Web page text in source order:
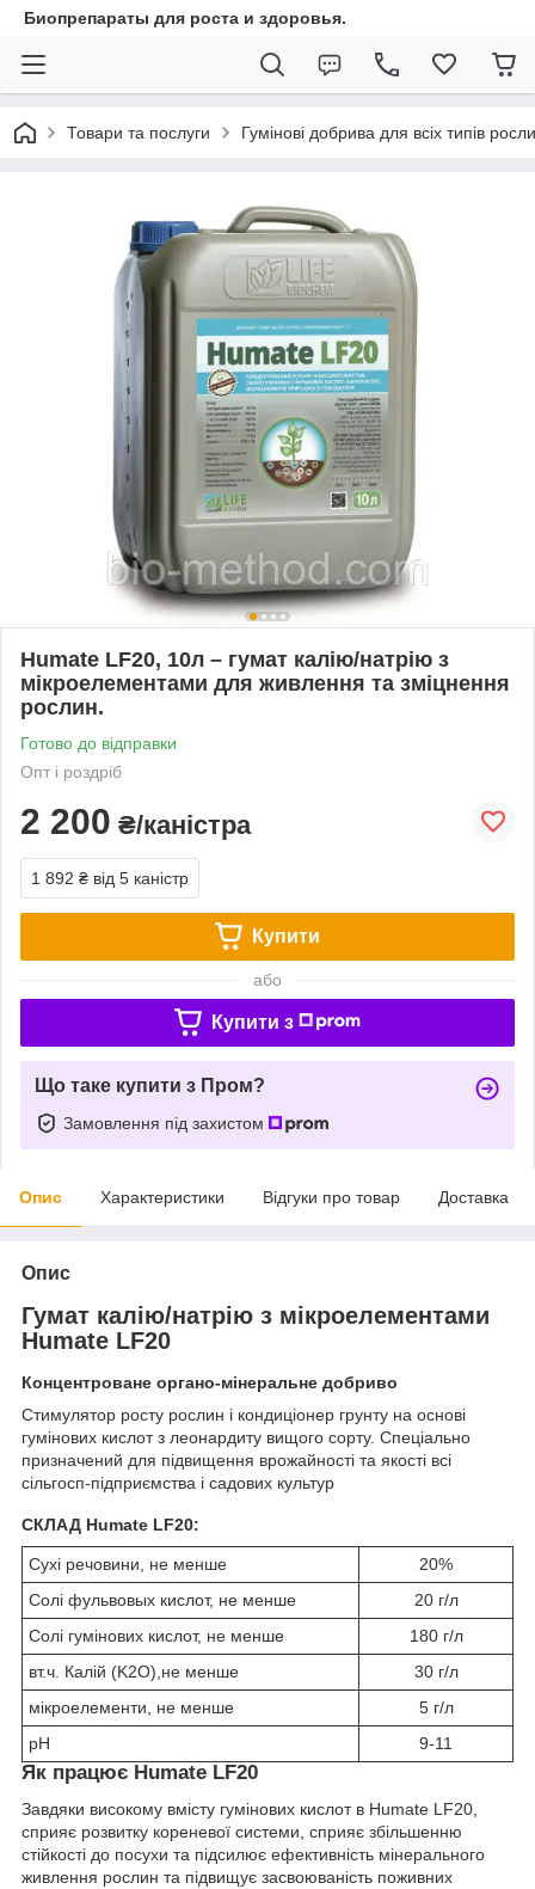
Биопрепараты для роста и здоровья.
Товари та послуги Гумінові добрива для всіх типів
Humate LF20, 10л – гумат калію/натрію з
мікроелементами для живлення та зміцнення
рослин.
Готово до відправки
Опт і роздріб
2 200 ₴/каністра
1 892 ₴ від 5 каністр
Купити
або
Купити з
Що таке купити з Пром?
Замовлення під захистом
Опис Характеристики Відгуки про товар Доставка
Опис
Гумат калію/натрію з мікроелементами
Humate LF20
Концентроване органо-мінеральне добриво
Стимулятор росту рослин і кондиціонер грунту на основі
гумінових кислот з леонардиту вищого сорту. Спеціально
призначений для підвищення врожайності та якості всі
сільгосп-підприємства і садових культур
СКЛАД Humate LF20:
Сухі речовини, не менше
20%
Солі фульвовых кислот, не менше
20 г/л
Солі гумінових кислот, не менше
180 г/л
вт.ч. Калій (K2O),не менше
30 г/л
мікроелементи, не менше
5 г/л
pH
9-11
Як працює Humate LF20
Завдяки високому вмісту гумінових кислот в Humate LF20,
сприяє розвитку кореневої системи, сприяє збільшенню
стійкості до посухи та підсилює ефективність мінерального
живлення рослин та підвищує засвоюваність поживних